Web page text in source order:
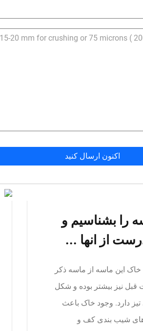
را بشناسیم و
از انها ...
این ماسه از ماسه ذکر
نیز بیشتر بوده و شکل
دارد. وجود خاک باعث
شیب بندی کف و